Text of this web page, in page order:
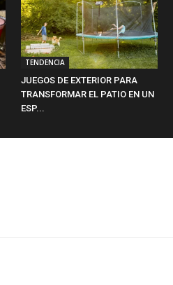
TENDENCIA
JUEGOS DE EXTERIOR PARA
TRANSFORMAR EL PATIO EN UN
ESP...